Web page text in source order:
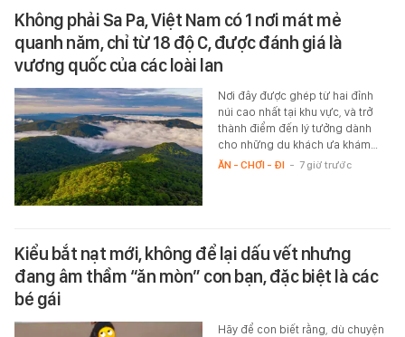
Không phải Sa Pa, Việt Nam có 1 nơi mát mẻ
quanh năm, chỉ từ 18 độ C, được đánh giá là
vương quốc của các loài lan
Nơi đây được ghép từ hai đỉnh
núi cao nhất tại khu vực, và trở
thành điểm đến lý tưởng dành
cho những du khách ưa khám…
ĂN - CHƠI - ĐI - 7 giờ trước
Kiểu bắt nạt mới, không để lại dấu vết nhưng
đang âm thầm “ăn mòn” con bạn, đặc biệt là các
bé gái
Hãy để con biết rằng, dù chuyện